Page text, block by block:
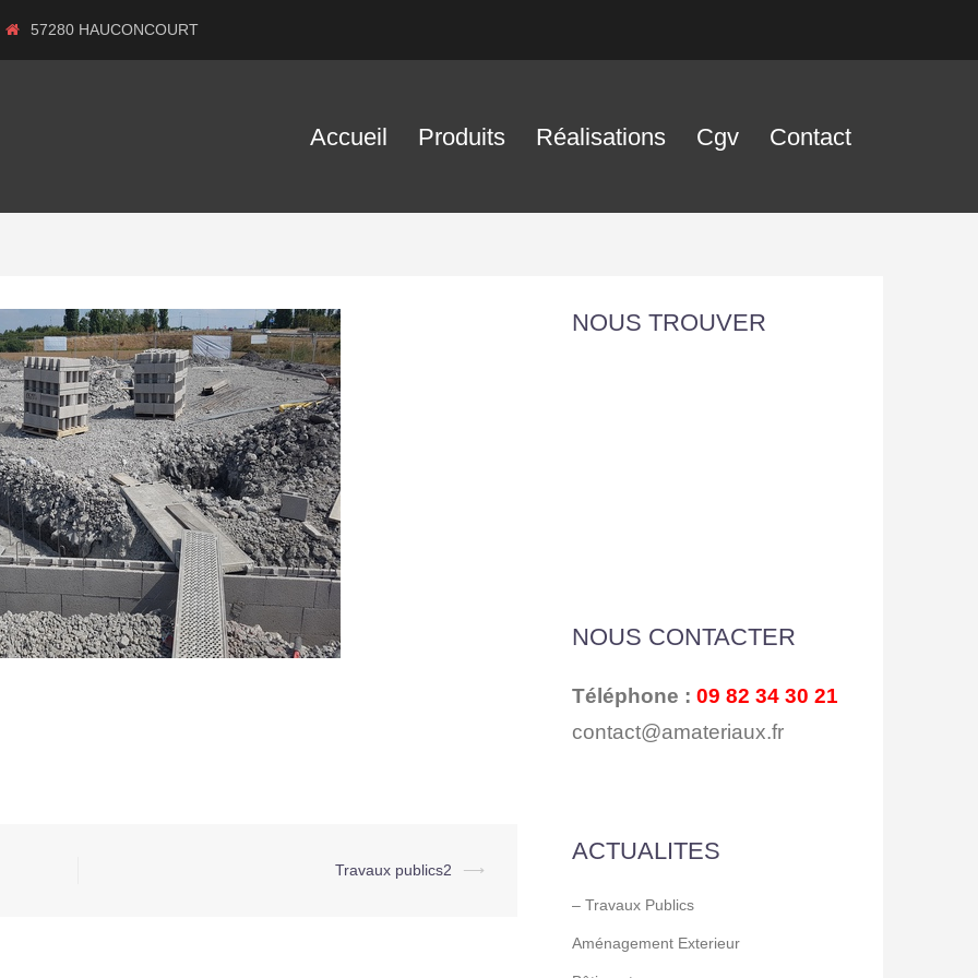
57280 HAUCONCOURT
Accueil Produits Réalisations Cgv Contact
Travaux publics2 ⟶
NOUS TROUVER
NOUS CONTACTER
Téléphone : 09 82 34 30 21
contact@amateriaux.fr
ACTUALITES
– Travaux Publics
Aménagement Exterieur